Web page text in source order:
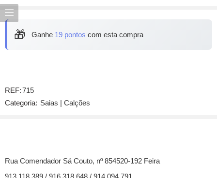
🎁 Ganhe 19 pontos com esta compra
REF:715
Categoria: Saias | Calções
Rua Comendador Sá Couto, nº 854520-192 Feira